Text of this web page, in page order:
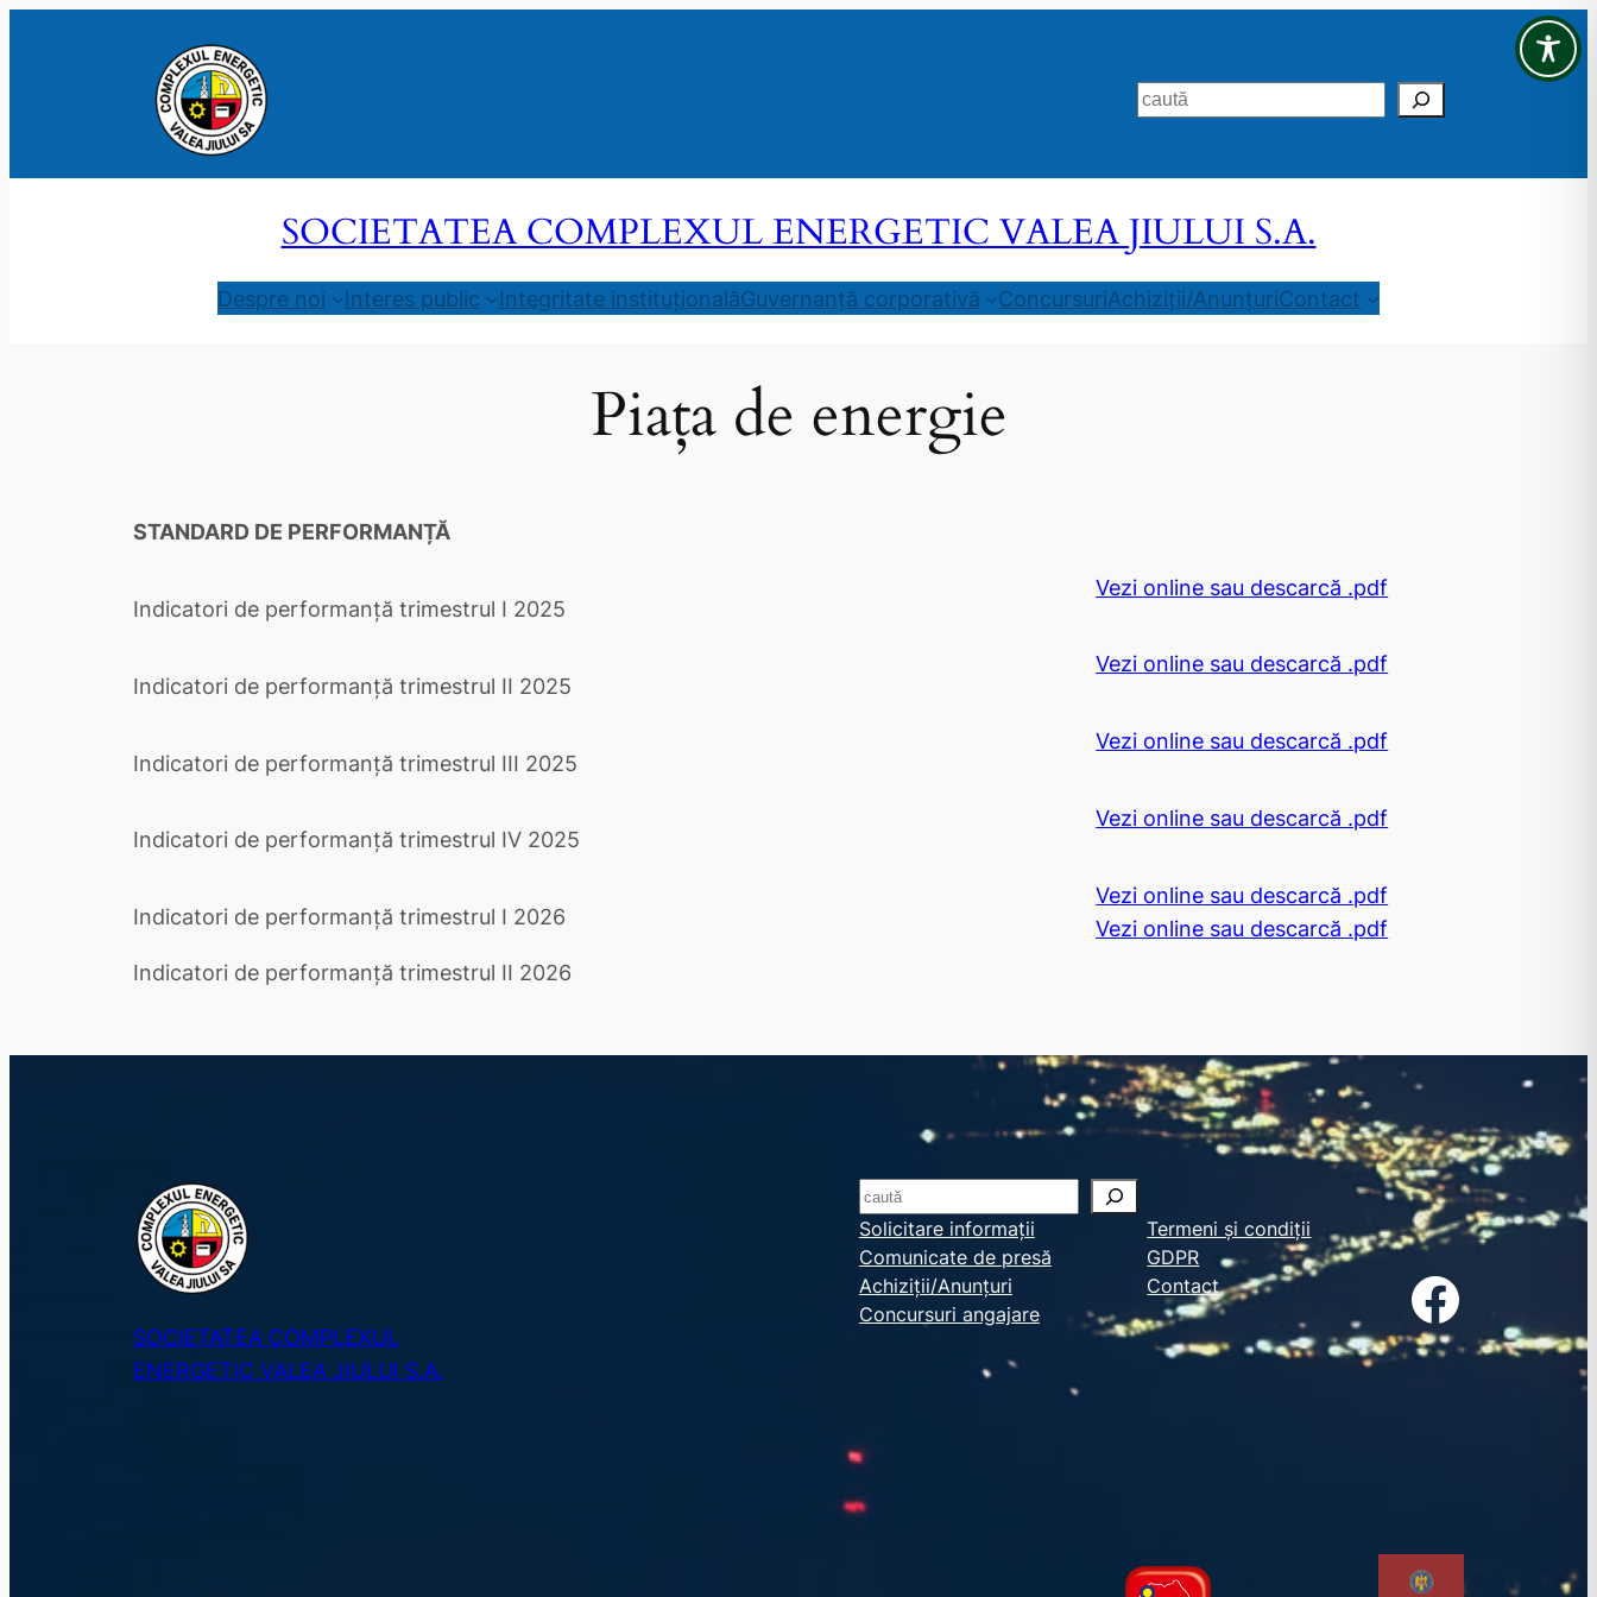
Search
SOCIETATEA COMPLEXUL ENERGETIC VALEA JIULUI S.A.
Despre noi Interes public Integritate instituționalăGuvernanță corporativă ConcursuriAchiziții/AnunțuriContact
Piața de energie
STANDARD DE PERFORMANȚĂ
Indicatori de performanță trimestrul I 2025
Vezi online sau descarcă .pdf
Indicatori de performanță trimestrul II 2025
Vezi online sau descarcă .pdf
Indicatori de performanță trimestrul III 2025
Vezi online sau descarcă .pdf
Indicatori de performanță trimestrul IV 2025
Vezi online sau descarcă .pdf
Indicatori de performanță trimestrul I 2026
Indicatori de performanță trimestrul II 2026
Vezi online sau descarcă .pdf
Vezi online sau descarcă .pdf
SOCIETATEA COMPLEXUL
ENERGETIC VALEA JIULUI S.A.
S
e
a
r
c
Solicitare informații
Comunicate de presă
Achiziții/Anunțuri
Concursuri angajare
Termeni și condiții
GDPR
Contact
Facebook